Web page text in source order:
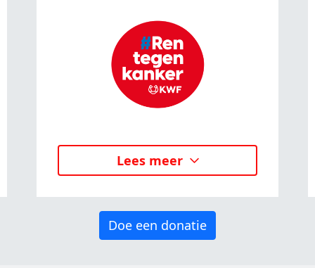
Lees meer
Doe een donatie